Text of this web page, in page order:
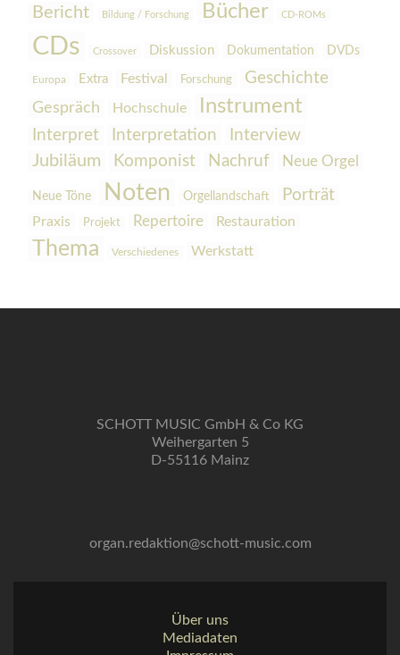
Bericht Bildung / Forschung Bücher CD-ROMs
CDs Crossover Diskussion Dokumentation DVDs
Europa Extra Festival Forschung Geschichte
Gespräch Hochschule Instrument
Interpret Interpretation
Interview
Jubiläum
Komponist Nachruf Neue Orgel
Neue Töne Noten Orgellandschaft Porträt
Praxis Projekt Repertoire Restauration
Thema Verschiedenes Werkstatt
SCHOTT MUSIC GmbH & Co KG
Weihergarten 5
D-55116 Mainz
organ.redaktion@schott-music.com
Über uns
Mediadaten